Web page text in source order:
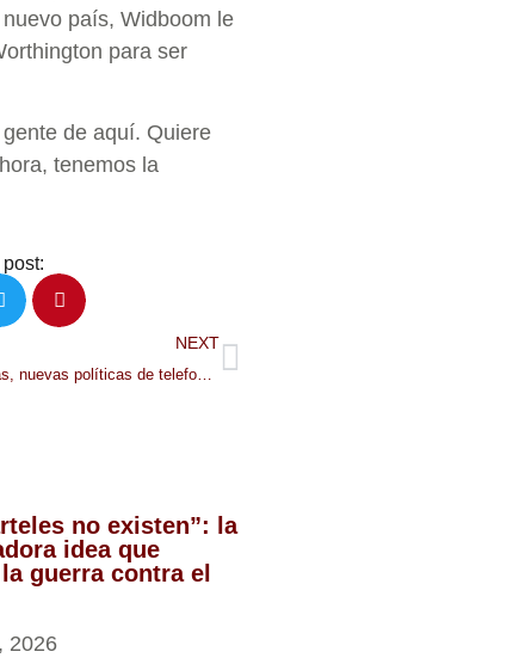
país, Widboom le
para ser
de aquí. Quiere
tenemos la
NEXT
Nuevas caras, nuevas políticas de telefonía móvil y, para algunos alumnos de Minneapolis
no existen”: la
idea que
guerra contra el
2026